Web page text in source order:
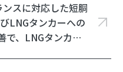
スに対応した短胴
LNGタンカーへの
で、LNGタンカー